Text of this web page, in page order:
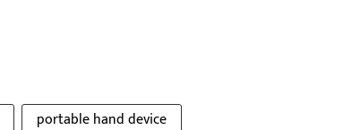
portable hand device